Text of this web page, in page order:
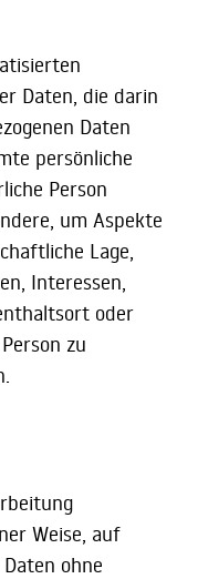
Daten, die darin
Daten
persönliche
Person
um Aspekte
Lage,
Interessen,
oder
zu
Weise, auf
ohne